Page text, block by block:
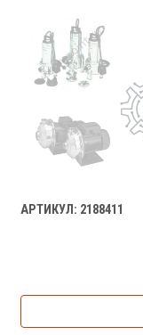
АРТИКУЛ: 2188411